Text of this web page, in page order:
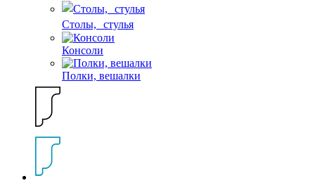
Столы, стулья
Консоли
Полки, вешалки